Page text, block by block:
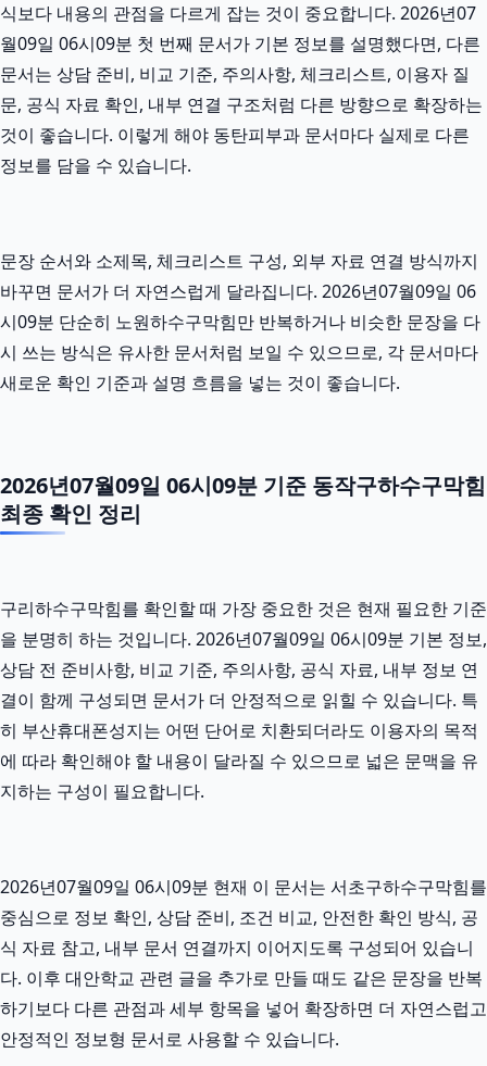
식보다 내용의 관점을 다르게 잡는 것이 중요합니다. 2026년07
월09일 06시09분 첫 번째 문서가 기본 정보를 설명했다면, 다른
문서는 상담 준비, 비교 기준, 주의사항, 체크리스트, 이용자 질
문, 공식 자료 확인, 내부 연결 구조처럼 다른 방향으로 확장하는
것이 좋습니다. 이렇게 해야 동탄피부과 문서마다 실제로 다른
정보를 담을 수 있습니다.
문장 순서와 소제목, 체크리스트 구성, 외부 자료 연결 방식까지
바꾸면 문서가 더 자연스럽게 달라집니다. 2026년07월09일 06
시09분 단순히 노원하수구막힘만 반복하거나 비슷한 문장을 다
시 쓰는 방식은 유사한 문서처럼 보일 수 있으므로, 각 문서마다
새로운 확인 기준과 설명 흐름을 넣는 것이 좋습니다.
2026년07월09일 06시09분 기준 동작구하수구막힘
최종 확인 정리
구리하수구막힘를 확인할 때 가장 중요한 것은 현재 필요한 기준
을 분명히 하는 것입니다. 2026년07월09일 06시09분 기본 정보,
상담 전 준비사항, 비교 기준, 주의사항, 공식 자료, 내부 정보 연
결이 함께 구성되면 문서가 더 안정적으로 읽힐 수 있습니다. 특
히 부산휴대폰성지는 어떤 단어로 치환되더라도 이용자의 목적
에 따라 확인해야 할 내용이 달라질 수 있으므로 넓은 문맥을 유
지하는 구성이 필요합니다.
2026년07월09일 06시09분 현재 이 문서는 서초구하수구막힘를
중심으로 정보 확인, 상담 준비, 조건 비교, 안전한 확인 방식, 공
식 자료 참고, 내부 문서 연결까지 이어지도록 구성되어 있습니
다. 이후 대안학교 관련 글을 추가로 만들 때도 같은 문장을 반복
하기보다 다른 관점과 세부 항목을 넣어 확장하면 더 자연스럽고
안정적인 정보형 문서로 사용할 수 있습니다.